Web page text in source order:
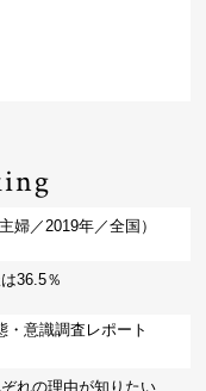
婦／2019年／全国）
36.5％
・意識調査レポート
れの理由が知りたい